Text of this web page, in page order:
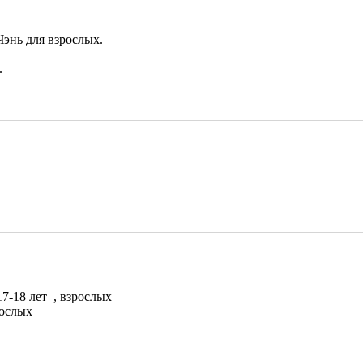
для взрослых.
18 лет , взрослых